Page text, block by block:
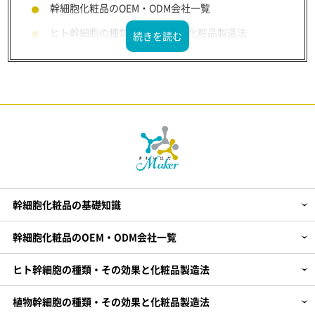
幹細胞化粧品のOEM・ODM会社一覧
ヒト幹細胞の種類・その効果と化粧品製造法
植物幹細胞の種類・その効果と化粧品製造法
剤型別：幹細胞化粧品の製造法やOEM会社
販売業態別：幹細胞化粧品OEM
化粧品企画～製造までのHOW TO
幹細胞化粧品の基礎知識
幹細胞化粧品のOEM・ODM会社一覧
ヒト幹細胞の種類・その効果と化粧品製造法
植物幹細胞の種類・その効果と化粧品製造法